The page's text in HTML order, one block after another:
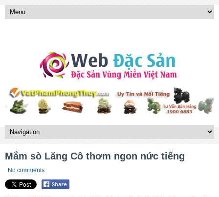
Mắm sò Lăng Cô thơm ngon nức tiếng
No comments